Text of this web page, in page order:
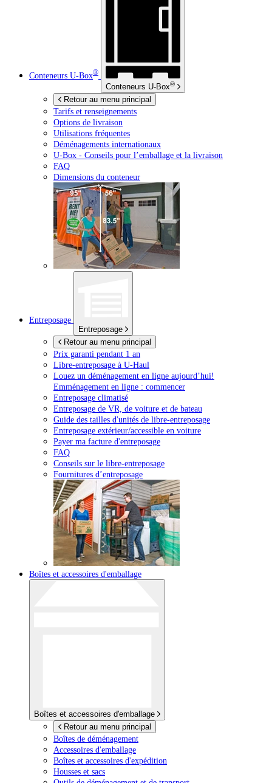
Conteneurs U-Box®
Conteneurs U-Box®
Retour au menu principal
Tarifs et renseignements
Options de livraison
Utilisations fréquentes
Déménagements internationaux
U-Box - Conseils pour l’emballage et la livraison
FAQ
Dimensions du conteneur
Entreposage
Entreposage
Retour au menu principal
Prix garanti pendant 1 an
Libre-entreposage à U-Haul
Louez un déménagement en ligne aujourd’hui!
Emménagement en ligne : commencer
Entreposage climatisé
Entreposage de VR, de voiture et de bateau
Guide des tailles d'unités de libre-entreposage
Entreposage extérieur/accessible en voiture
Payer ma facture d'entreposage
FAQ
Conseils sur le libre-entreposage
Fournitures d’entreposage
Boîtes et accessoires d'emballage
Boîtes et accessoires d'emballage
Retour au menu principal
Boîtes de déménagement
Accessoires d'emballage
Boîtes et accessoires d'expédition
Housses et sacs